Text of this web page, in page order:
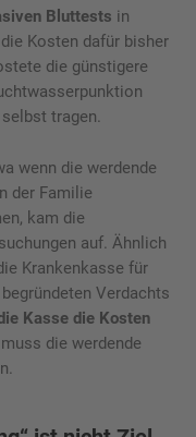
Bluttests in
Kosten dafür bisher
die günstigere
tragen.
wenn die werdende
der Familie
kam die
auf. Ähnlich
Krankenkasse für
Verdachts
Kasse die Kosten
die werdende